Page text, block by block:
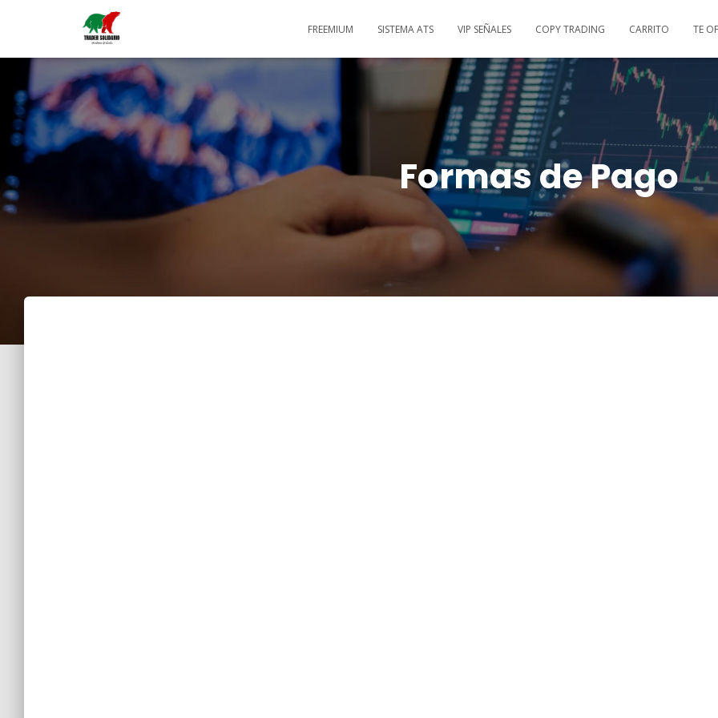
FREEMIUM SISTEMA ATS VIP SEÑALES COPY TRADING CARRITO TE
Formas de Pago